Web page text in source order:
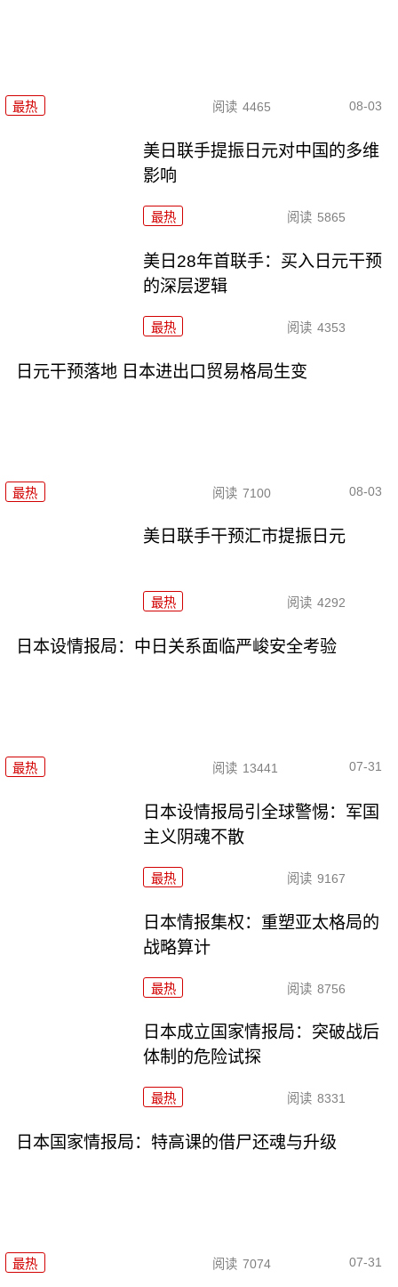
最热 阅读 4465 08-03
美日联手提振日元对中国的多维
影响
最热 阅读 5865
美日28年首联手：买入日元干预
的深层逻辑
最热 阅读 4353
日元干预落地 日本进出口贸易格局生变
最热 阅读 7100 08-03
美日联手干预汇市提振日元
最热 阅读 4292
日本设情报局：中日关系面临严峻安全考验
最热 阅读 13441 07-31
日本设情报局引全球警惕：军国
主义阴魂不散
最热 阅读 9167
日本情报集权：重塑亚太格局的
战略算计
最热 阅读 8756
日本成立国家情报局：突破战后
体制的危险试探
最热 阅读 8331
日本国家情报局：特高课的借尸还魂与升级
最热 阅读 7074 07-31